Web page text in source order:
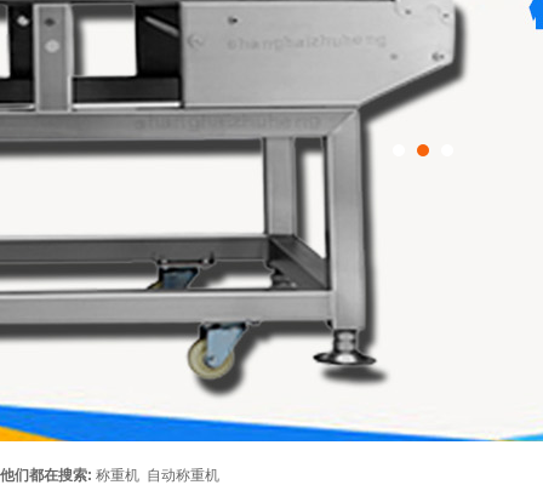
他们都在搜索: 称重机 自动称重机